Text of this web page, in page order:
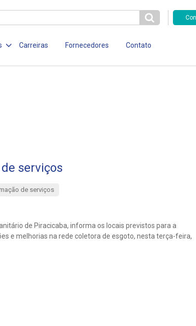
Carreiras Fornecedores Contato
serviços
de serviços
de Piracicaba, informa os locais previstos para a
e melhorias na rede coletora de esgoto, nesta terça-feira,